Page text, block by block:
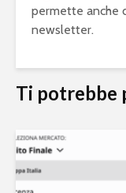
permette anche
newsletter.
Ti potrebbe